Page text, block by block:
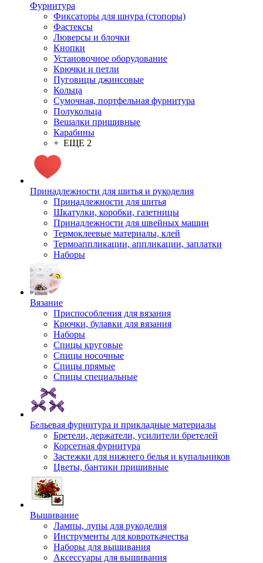
Фурнитура
Фиксаторы для шнура (стопоры)
Фастексы
Люверсы и блочки
Кнопки
Установочное оборудование
Крючки и петли
Пуговицы джинсовые
Кольца
Сумочная, портфельная фурнитура
Полукольца
Вешалки пришивные
Карабины
+ ЕЩЕ 2
Принадлежности для шитья и рукоделия
Принадлежности для шитья
Шкатулки, коробки, газетницы
Принадлежности для швейных машин
Термоклеевые материалы, клей
Термоаппликации, аппликации, заплатки
Наборы
Вязание
Приспособления для вязания
Крючки, булавки для вязания
Наборы
Спицы круговые
Спицы носочные
Спицы прямые
Спицы специальные
Бельевая фурнитура и прикладные материалы
Бретели, держатели, усилители бретелей
Корсетная фурнитура
Застежки для нижнего белья и купальников
Цветы, бантики пришивные
Вышивание
Лампы, лупы для рукоделия
Инструменты для ковроткачества
Наборы для вышивания
Аксессуары для вышивания